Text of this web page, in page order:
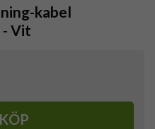
kabel
- Vit
KÖP